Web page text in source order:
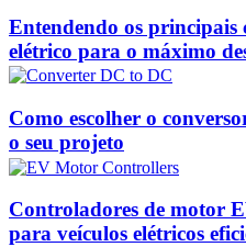
Entendendo os principais
elétrico para o máximo
Como escolher o
o seu projeto
Controladores de motor
para veículos elétricos